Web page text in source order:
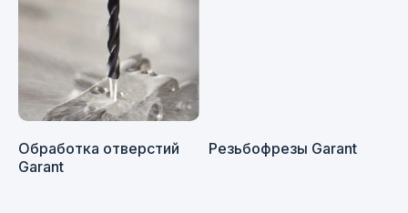
Обработка отверстий
Garant
Резьбофрезы Garant